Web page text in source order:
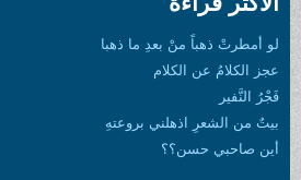
لو أمطرتْ ذهباً منْ بعدِ ما ذهبا
عجز الكلامُ عن الكلام
فَجْرُ النَّفير
بيتٌ من الشعرِ اذهلني بروعتهِ
أين صاحبي حسن؟؟